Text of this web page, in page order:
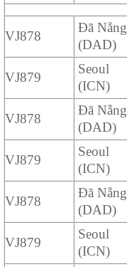
VJ878
Đã Nẵng
(DAD)
VJ879
Seoul
(ICN)
VJ878
Đã Nẵng
(DAD)
VJ879
Seoul
(ICN)
VJ878
Đã Nẵng
(DAD)
VJ879
Seoul
(ICN)